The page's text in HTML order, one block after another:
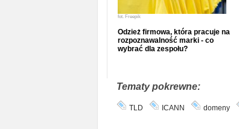
fot. Freepik
Odzież firmowa, która pracuje na
rozpoznawalność marki - co
wybrać dla zespołu?
Tematy pokrewne:
TLD ICANN domeny